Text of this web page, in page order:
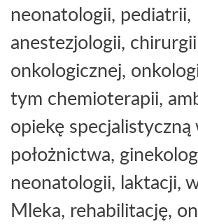
neonatologii, pediatrii,
anestezjologii, chirurgii
onkologicznej,
tym chemioterapii,
opiekę specjalistyczną
położnictwa,
neonatologii, laktacji,
Mleka, rehabilitację,